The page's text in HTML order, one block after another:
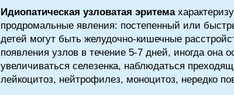
Идиопатическая узловатая эритема
продромальные явления: постепенный или
детей могут быть желудочно-кишечные
появления узлов в течение 5-7 дней, иногда она
увеличиваться селезенка, наблюдаться
лейкоцитоз, нейтрофилез, моноцитоз, нередко